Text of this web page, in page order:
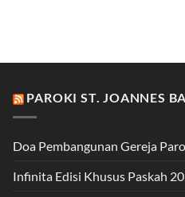
PAROKI ST. JOANNES
Doa Pembangunan Gereja
Infinita Edisi Khusus Paskah